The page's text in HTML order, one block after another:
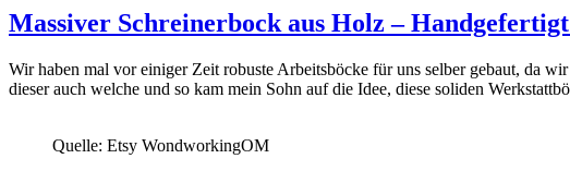
Massiver Schreinerbock aus Holz –
Wir haben mal vor einiger Zeit robuste Arbeitsböcke für uns selber gebaut, da
dieser auch welche und so kam mein Sohn auf die Idee, diese soliden
Quelle: Etsy WondworkingOM